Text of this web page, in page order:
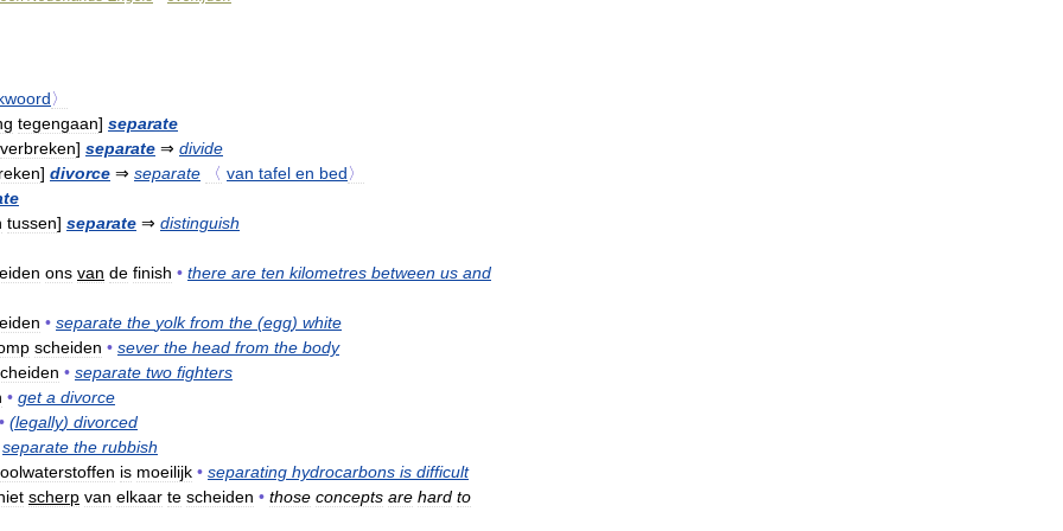
〉
tegengaan] separate
verbreken] separate ⇒ divide
] divorce ⇒ separate 〈 van tafel en bed〉
tussen] separate ⇒ distinguish
ons van de finish • there are ten kilometres between us and
• separate the yolk from the (egg) white
scheiden • sever the head from the body
• separate two fighters
• get a divorce
• (legally) divorced
separate the rubbish
is moeilijk • separating hydrocarbons is difficult
scherp van elkaar te scheiden • those concepts are hard to